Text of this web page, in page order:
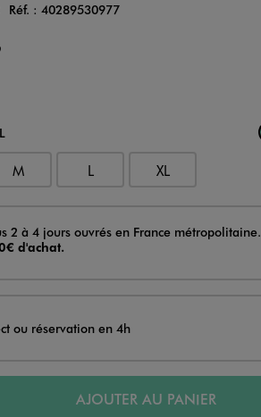
Réf. : 40289530977
M L XL
2 à 4 jours ouvrés en France métropolitaine.
d'achat.
ou réservation en 4h
AJOUTER AU PANIER